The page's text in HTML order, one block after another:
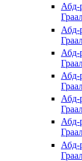
Абд-
Абд-
Абд-
Абд-
Абд-
Абд-
Абд-